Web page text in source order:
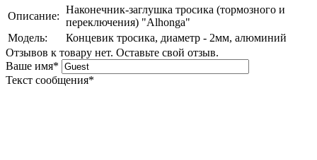
Описание:
Наконечник-заглушка тросика (тормозного и
переключения) "Alhonga"
Модель:
Концевик тросика, диаметр - 2мм, алюминий
Отзывов к товару нет. Оставьте свой отзыв.
Ваше имя*
Текст сообщения*